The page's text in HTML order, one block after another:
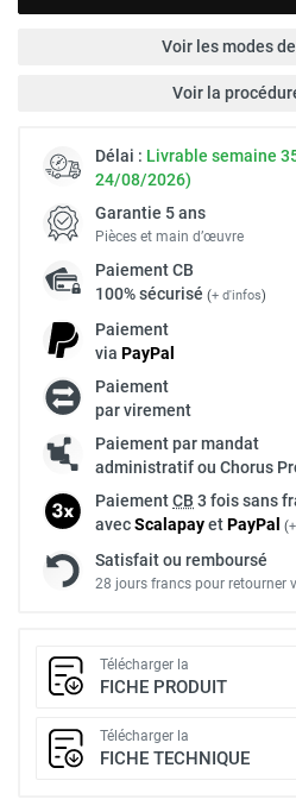
Voir les modes
Voir la
Délai : Livrable semaine
24/08/2026)
Garantie 5 ans
Pièces et main d’œuvre
PaiementCB
100% sécurisé (+ d'infos)
Paiement
via PayPal
Paiement
par virement
Paiement par mandat
administratif ou Chorus
PaiementCB 3 fois sans
avecScalapayetPayPal (
Satisfait ou remboursé
28 jours francs pour retourner
Télécharger la
FICHE PRODUIT
Télécharger la
FICHE TECHNIQUE